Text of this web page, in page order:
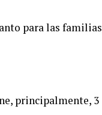
para las familias
principalmente, 3